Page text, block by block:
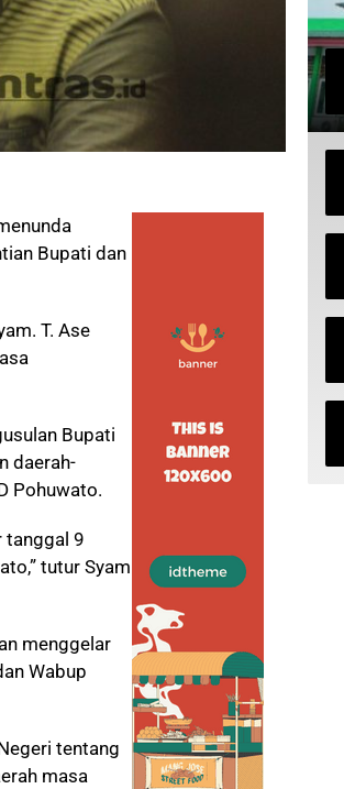
Bupati dan
T. Ase
Bupati
daerah-
Pohuwato.
tanggal 9
tutur Syam
menggelar
Wabup
tentang
masa